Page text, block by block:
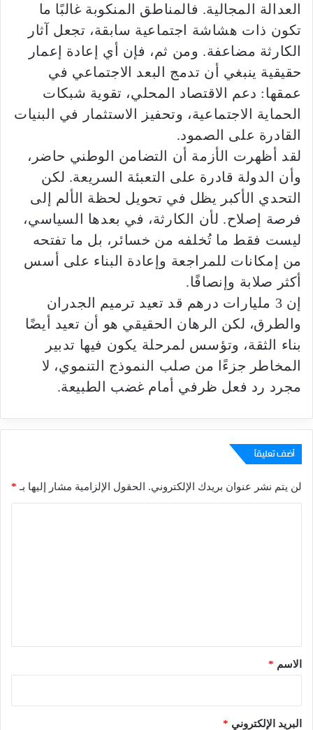
العدالة المجالية. فالمناطق المنكوبة غالبًا ما
تكون ذات هشاشة اجتماعية سابقة، تجعل آثار
الكارثة مضاعفة. ومن ثم، فإن أي إعادة إعمار
حقيقية ينبغي أن تدمج البعد الاجتماعي في
عمقها: دعم الاقتصاد المحلي، تقوية شبكات
الحماية الاجتماعية، وتحفيز الاستثمار في البنيات
القادرة على الصمود.
لقد أظهرت الأزمة أن التضامن الوطني حاضر،
وأن الدولة قادرة على التعبئة السريعة. لكن
التحدي الأكبر يظل في تحويل لحظة الألم إلى
فرصة إصلاح. لأن الكارثة، في بعدها السياسي،
ليست فقط ما تُخلفه من خسائر، بل ما تفتحه
من إمكانات للمراجعة وإعادة البناء على أسس
أكثر صلابة وإنصافًا.
إن 3 مليارات درهم قد تعيد ترميم الجدران
والطرق، لكن الرهان الحقيقي هو أن تعيد أيضًا
بناء الثقة، وتؤسس لمرحلة يكون فيها تدبير
المخاطر جزءًا من صلب النموذج التنموي، لا
مجرد رد فعل ظرفي أمام غضب الطبيعة.
أضف تعليقاً
لن يتم نشر عنوان بريدك الإلكتروني. الحقول الإلزامية مشار إليها بـ *
*الاسم *
البريد الإلكتروني *